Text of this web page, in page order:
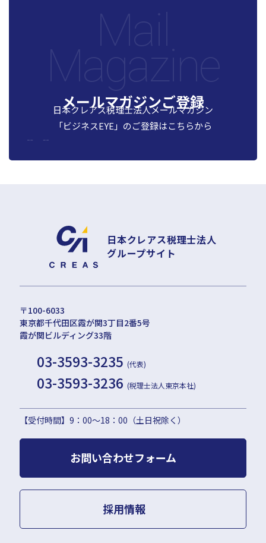
メールマガジンご登録
日本クレアス税理士法人メールマガジン
「ビジネスEYE」のご登録はこちらから
日本クレアス税理士法人
グループサイト
〒100-6033
東京都千代田区霞が関3丁目2番5号
霞が関ビルディング33階
03-3593-3235 (代表)
03-3593-3236 (税理士法人東京本社)
【受付時間】9：00〜18：00（土日祝除く）
お問い合わせフォーム
採用情報